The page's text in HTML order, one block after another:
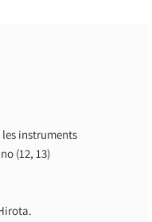
instruments
(12, 13)